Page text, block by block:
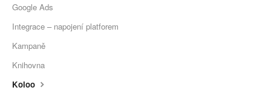
Google Ads
Integrace – napojení platforem
Kampaně
Knihovna
Koloo